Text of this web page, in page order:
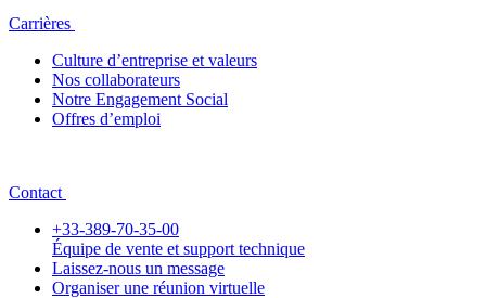
Carrières
Culture d’entreprise et valeurs
Nos collaborateurs
Notre Engagement Social
Offres d’emploi
Contact
+33-389-70-35-00
Équipe de vente et support technique
Laissez-nous un message
Organiser une réunion virtuelle